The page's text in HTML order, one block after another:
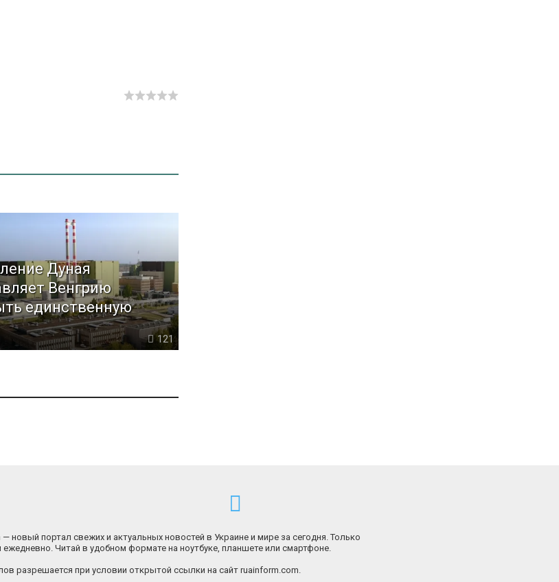
Дуная
Венгрию
единственную
121
новый портал свежих и актуальных новостей в Украине и мире за сегодня. Только
Читай в удобном формате на ноутбуке, планшете или смартфоне.
разрешается при условии открытой ссылки на сайт ruainform.com.